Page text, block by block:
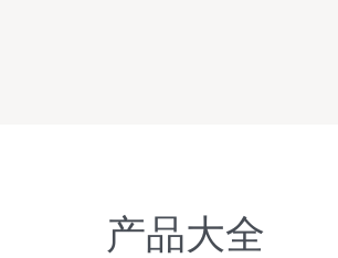
产品大全